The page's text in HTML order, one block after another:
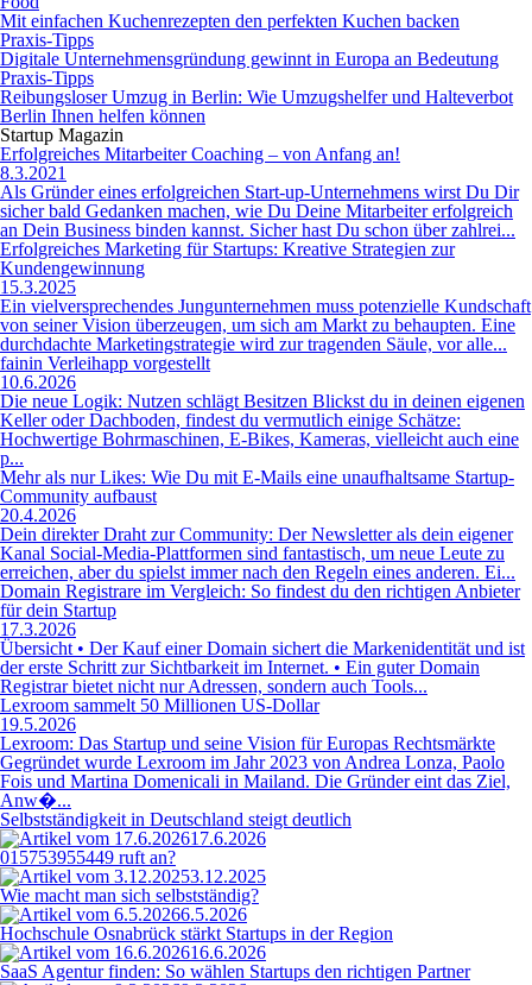
Mit einfachen Kuchenrezepten den perfekten Kuchen backen
Praxis-Tipps
Digitale Unternehmensgründung gewinnt in Europa an Bedeutung
Praxis-Tipps
Reibungsloser Umzug in Berlin: Wie Umzugshelfer und Halteverbot
Berlin Ihnen helfen können
Startup Magazin
Erfolgreiches Mitarbeiter Coaching – von Anfang an!
8.3.2021
Als Gründer eines erfolgreichen Start-up-Unternehmens wirst Du Dir
sicher bald Gedanken machen, wie Du Deine Mitarbeiter erfolgreich
an Dein Business binden kannst. Sicher hast Du schon über zahlrei...
Erfolgreiches Marketing für Startups: Kreative Strategien zur
Kundengewinnung
15.3.2025
Ein vielversprechendes Jungunternehmen muss potenzielle Kundschaft
von seiner Vision überzeugen, um sich am Markt zu behaupten. Eine
durchdachte Marketingstrategie wird zur tragenden Säule, vor alle...
fainin Verleihapp vorgestellt
10.6.2026
Die neue Logik: Nutzen schlägt Besitzen Blickst du in deinen eigenen
Keller oder Dachboden, findest du vermutlich einige Schätze:
Hochwertige Bohrmaschinen, E-Bikes, Kameras, vielleicht auch eine
p...
Mehr als nur Likes: Wie Du mit E-Mails eine unaufhaltsame Startup-
Community aufbaust
20.4.2026
Dein direkter Draht zur Community: Der Newsletter als dein eigener
Kanal Social-Media-Plattformen sind fantastisch, um neue Leute zu
erreichen, aber du spielst immer nach den Regeln eines anderen. Ei...
Domain Registrare im Vergleich: So findest du den richtigen Anbieter
für dein Startup
17.3.2026
Übersicht • Der Kauf einer Domain sichert die Markenidentität und ist
der erste Schritt zur Sichtbarkeit im Internet. • Ein guter Domain
Registrar bietet nicht nur Adressen, sondern auch Tools...
Lexroom sammelt 50 Millionen US-Dollar
19.5.2026
Lexroom: Das Startup und seine Vision für Europas Rechtsmärkte
Gegründet wurde Lexroom im Jahr 2023 von Andrea Lonza, Paolo
Fois und Martina Domenicali in Mailand. Die Gründer eint das Ziel,
Anw�...
Selbstständigkeit in Deutschland steigt deutlich
17.6.2026
015753955449 ruft an?
3.12.2025
Wie macht man sich selbstständig?
6.5.2026
Hochschule Osnabrück stärkt Startups in der Region
16.6.2026
SaaS Agentur finden: So wählen Startups den richtigen Partner